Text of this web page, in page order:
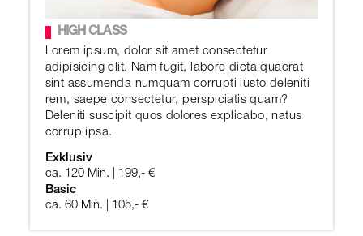
HIGH CLASS
Lorem ipsum, dolor sit amet consectetur
adipisicing elit. Nam fugit, labore dicta quaerat
sint assumenda numquam corrupti iusto deleniti
rem, saepe consectetur, perspiciatis quam?
Deleniti suscipit quos dolores explicabo, natus
corrup ipsa.
Exklusiv
ca. 120 Min. | 199,- €
Basic
ca. 60 Min. | 105,- €